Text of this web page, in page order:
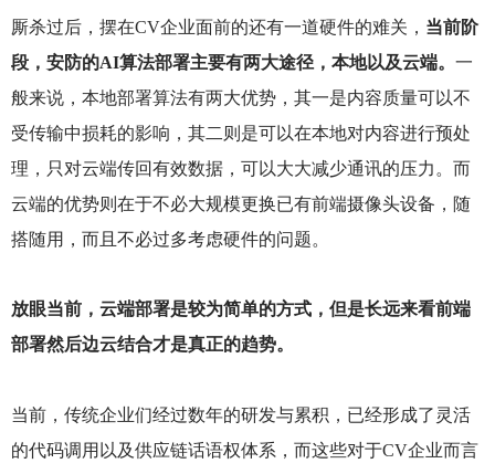
厮杀过后，摆在CV企业面前的还有一道硬件的难关， 当前阶
段，安防的AI算法部署主要有两大途径，本地以及云端。 一
般来说，本地部署算法有两大优势，其一是内容质量可以不
受传输中损耗的影响，其二则是可以在本地对内容进行预处
理，只对云端传回有效数据，可以大大减少通讯的压力。而
云端的优势则在于不必大规模更换已有前端摄像头设备，随
搭随用，而且不必过多考虑硬件的问题。
放眼当前，云端部署是较为简单的方式，但是长远来看前端
部署然后边云结合才是真正的趋势。
当前，传统企业们经过数年的研发与累积，已经形成了灵活
的代码调用以及供应链话语权体系，而这些对于CV企业而言